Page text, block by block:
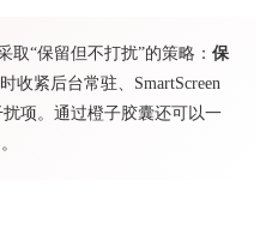
取“保留但不打扰”的策略： 保
收紧后台常驻、SmartScreen
扰项。通过橙子胶囊还可以一